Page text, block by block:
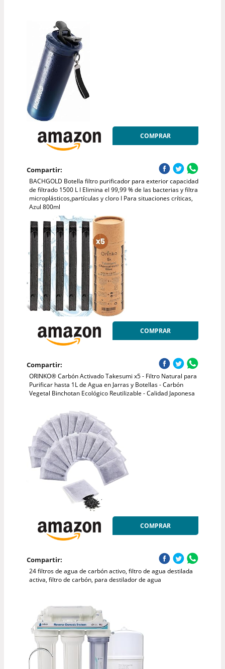
COMPRAR
Compartir:
BACHGOLD Botella filtro purificador para exterior capacidad
de filtrado 1500 L I Elimina el 99,99 % de las bacterias y filtra
microplásticos,partículas y cloro I Para situaciones críticas,
Azul 800ml
COMPRAR
Compartir:
ORINKO® Carbón Activado Takesumi x5 - Filtro Natural para
Purificar hasta 1L de Agua en Jarras y Botellas - Carbón
Vegetal Binchotan Ecológico Reutilizable - Calidad Japonesa
COMPRAR
Compartir:
24 filtros de agua de carbón activo, filtro de agua destilada
activa, filtro de carbón, para destilador de agua